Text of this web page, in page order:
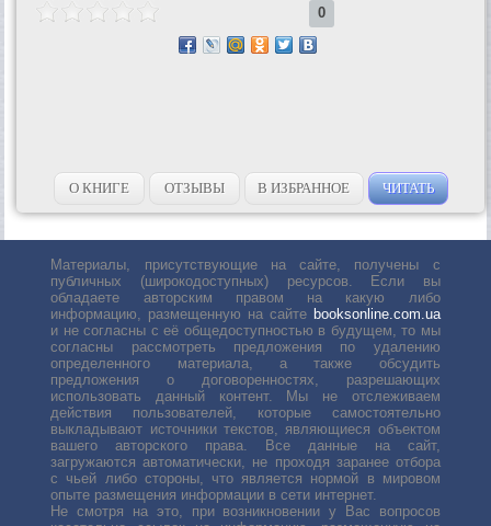
0
О КНИГЕ ОТЗЫВЫ В ИЗБРАННОЕ ЧИТАТЬ
Материалы, присутствующие на сайте, получены с
публичных (широкодоступных) ресурсов. Если вы
обладаете авторским правом на какую либо
информацию, размещенную на сайте booksonline.com.ua
и не согласны с её общедоступностью в будущем, то мы
согласны рассмотреть предложения по удалению
определенного материала, а также обсудить
предложения о договоренностях, разрешающих
использовать данный контент. Мы не отслеживаем
действия пользователей, которые самостоятельно
выкладывают источники текстов, являющиеся объектом
вашего авторского права. Все данные на сайт,
загружаются автоматически, не проходя заранее отбора
с чьей либо стороны, что является нормой в мировом
опыте размещения информации в сети интернет.
Не смотря на это, при возникновении у Вас вопросов